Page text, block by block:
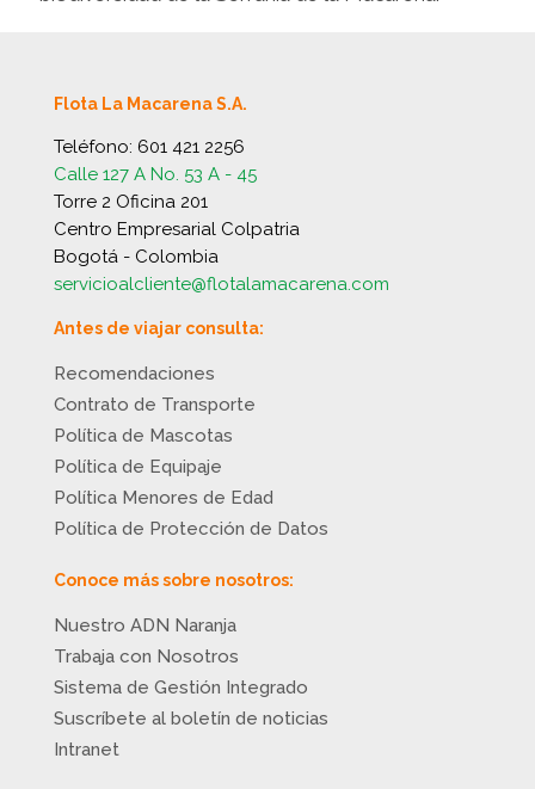
Flota La Macarena S.A.
Teléfono: 601 421 2256
Calle 127 A No. 53 A - 45
Torre 2 Oficina 201
Centro Empresarial Colpatria
Bogotá - Colombia
servicioalcliente@flotalamacarena.com
Antes de viajar consulta:
Recomendaciones
Contrato de Transporte
Política de Mascotas
Política de Equipaje
Política Menores de Edad
Política de Protección de Datos
Conoce más sobre nosotros:
Nuestro ADN Naranja
Trabaja con Nosotros
Sistema de Gestión Integrado
Suscríbete al boletín de noticias
Intranet